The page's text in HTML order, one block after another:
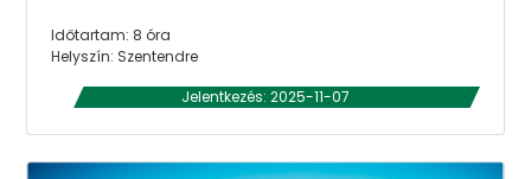
Időtartam: 8 óra
Helyszín: Szentendre
Jelentkezés: 2025-11-07